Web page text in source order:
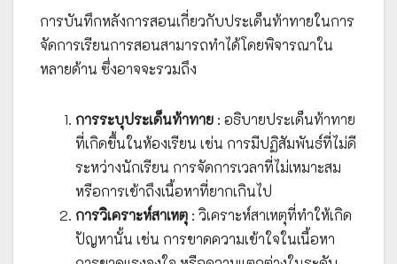
การบันทึกหลังการสอนเกี่ยวกับประเด็นท้าทายในการ
จัดการเรียนการสอนสามารถทำได้โดยพิจารณาใน
หลายด้าน ซึ่งอาจจะรวมถึง
การระบุประเด็นท้าทาย : อธิบายประเด็นท้าทาย
ที่เกิดขึ้นในห้องเรียน เช่น การมีปฏิสัมพันธ์ที่ไม่ดี
ระหว่างนักเรียน การจัดการเวลาที่ไม่เหมาะสม
หรือการเข้าถึงเนื้อหาที่ยากเกินไป
การวิเคราะห์สาเหตุ : วิเคราะห์สาเหตุที่ทำให้เกิด
ปัญหานั้น เช่น การขาดความเข้าใจในเนื้อหา